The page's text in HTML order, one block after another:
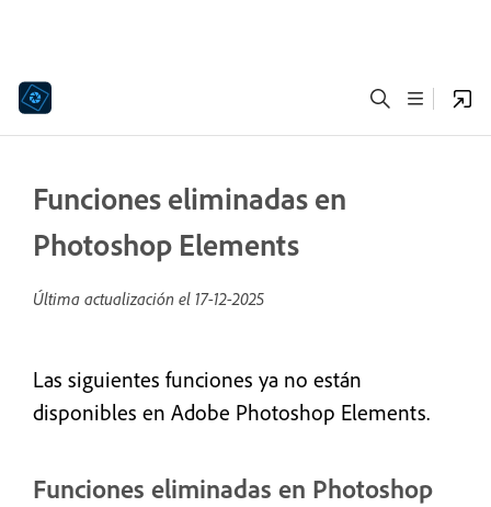
Funciones eliminadas en
Photoshop Elements
Última actualización el 17-12-2025
Las siguientes funciones ya no están
disponibles en Adobe Photoshop Elements.
Funciones eliminadas en Photoshop